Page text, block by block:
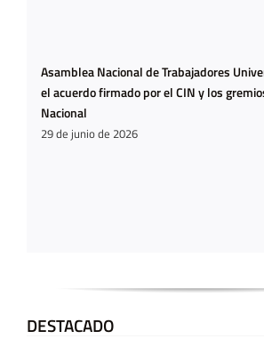
Asamblea Nacional de Trabajadores
el acuerdo firmado por el CIN y los
Nacional
29 de junio de 2026
DESTACADO